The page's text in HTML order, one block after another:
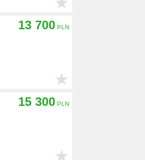
13 700
15 300